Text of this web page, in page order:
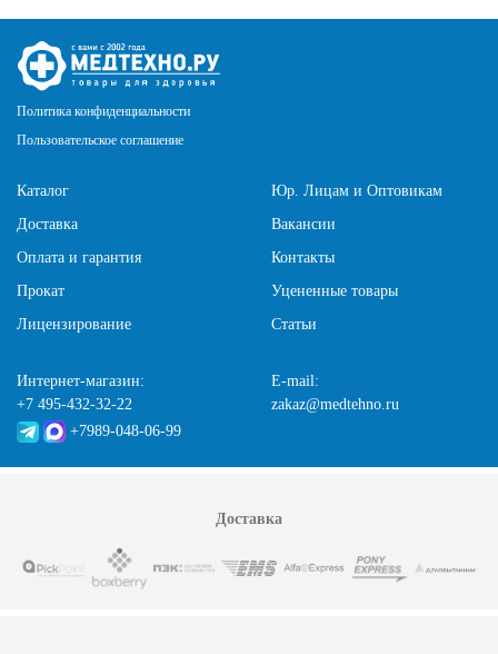
Политика конфиденциальности
Пользовательское соглашение
Каталог
Доставка
Оплата и гарантия
Прокат
Лицензирование
Юр. Лицам и Оптовикам
Вакансии
Контакты
Уцененные товары
Статьи
Интернет-магазин:
+7 495-432-32-22
+7989-048-06-99
E-mail:
zakaz@medtehno.ru
Доставка